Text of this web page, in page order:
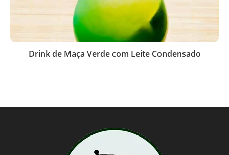
Drink de Maça Verde com Leite Condensado